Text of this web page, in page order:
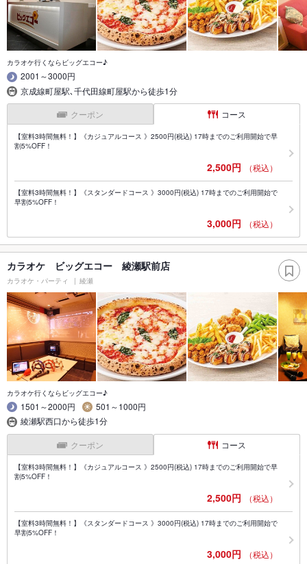
カラオケ行くならビッグエコー♪
2001～3000円
京成線町屋駅､千代田線町屋駅から徒歩1分
クーポン コース
【室料3時間無料！】《カジュアルコース 》2500円(税込) 17時までのご利用開始で早
割5%OFF！
2,500円 （税込）
【室料3時間無料！】《スタンダードコース 》3000円(税込) 17時までのご利用開始で
早割5%OFF！
3,000円 （税込）
カラオケ ビッグエコー 綾瀬駅前店
カラオケ・パーティ 綾瀬
カラオケ行くならビッグエコー♪
1501～2000円
501～1000円
綾瀬駅西口から徒歩1分
クーポン コース
【室料3時間無料！】《カジュアルコース 》2500円(税込) 17時までのご利用開始で早
割5%OFF！
2,500円 （税込）
【室料3時間無料！】《スタンダードコース 》3000円(税込) 17時までのご利用開始で
早割5%OFF！
3,000円 （税込）